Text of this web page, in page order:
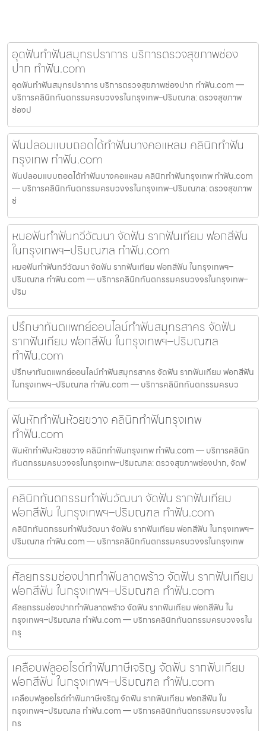
อุดฟันทำฟันสมุทรปราการ บริการตรวจสุขภาพช่อง
ปาก ทำฟัน.com
อุดฟันทำฟันสมุทรปราการ บริการตรวจสุขภาพช่องปาก ทำฟัน.com —
บริการคลินิกทันตกรรมครบวงจรในกรุงเทพ–ปริมณฑล: ตรวจสุขภาพ
ช่องป
ฟันปลอมแบบถอดได้ทำฟันบางคอแหลม คลินิกทำฟัน
กรุงเทพ ทำฟัน.com
ฟันปลอมแบบถอดได้ทำฟันบางคอแหลม คลินิกทำฟันกรุงเทพ ทำฟัน.com
— บริการคลินิกทันตกรรมครบวงจรในกรุงเทพ–ปริมณฑล: ตรวจสุขภาพ
ช่
หมอฟันทำฟันทวีวัฒนา จัดฟัน รากฟันเทียม ฟอกสีฟัน
ในกรุงเทพฯ–ปริมณฑล ทำฟัน.com
หมอฟันทำฟันทวีวัฒนา จัดฟัน รากฟันเทียม ฟอกสีฟัน ในกรุงเทพฯ–
ปริมณฑล ทำฟัน.com — บริการคลินิกทันตกรรมครบวงจรในกรุงเทพ–
ปริม
ปรึกษาทันตแพทย์ออนไลน์ทำฟันสมุทรสาคร จัดฟัน
รากฟันเทียม ฟอกสีฟัน ในกรุงเทพฯ–ปริมณฑล
ทำฟัน.com
ปรึกษาทันตแพทย์ออนไลน์ทำฟันสมุทรสาคร จัดฟัน รากฟันเทียม ฟอกสีฟัน
ในกรุงเทพฯ–ปริมณฑล ทำฟัน.com — บริการคลินิกทันตกรรมครบว
ฟันหักทำฟันห้วยขวาง คลินิกทำฟันกรุงเทพ
ทำฟัน.com
ฟันหักทำฟันห้วยขวาง คลินิกทำฟันกรุงเทพ ทำฟัน.com — บริการคลินิก
ทันตกรรมครบวงจรในกรุงเทพ–ปริมณฑล: ตรวจสุขภาพช่องปาก, จัดฟ
คลินิกทันตกรรมทำฟันวัฒนา จัดฟัน รากฟันเทียม
ฟอกสีฟัน ในกรุงเทพฯ–ปริมณฑล ทำฟัน.com
คลินิกทันตกรรมทำฟันวัฒนา จัดฟัน รากฟันเทียม ฟอกสีฟัน ในกรุงเทพฯ–
ปริมณฑล ทำฟัน.com — บริการคลินิกทันตกรรมครบวงจรในกรุงเทพ
ศัลยกรรมช่องปากทำฟันลาดพร้าว จัดฟัน รากฟันเทียม
ฟอกสีฟัน ในกรุงเทพฯ–ปริมณฑล ทำฟัน.com
ศัลยกรรมช่องปากทำฟันลาดพร้าว จัดฟัน รากฟันเทียม ฟอกสีฟัน ใน
กรุงเทพฯ–ปริมณฑล ทำฟัน.com — บริการคลินิกทันตกรรมครบวงจรใน
กรุ
เคลือบฟลูออไรด์ทำฟันภาษีเจริญ จัดฟัน รากฟันเทียม
ฟอกสีฟัน ในกรุงเทพฯ–ปริมณฑล ทำฟัน.com
เคลือบฟลูออไรด์ทำฟันภาษีเจริญ จัดฟัน รากฟันเทียม ฟอกสีฟัน ใน
กรุงเทพฯ–ปริมณฑล ทำฟัน.com — บริการคลินิกทันตกรรมครบวงจรใน
กร